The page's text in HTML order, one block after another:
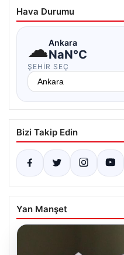
Hava Durumu
☁Ankara
NaN°C
ŞEHIR SEÇ
Bizi Takip Edin
Yan Manşet